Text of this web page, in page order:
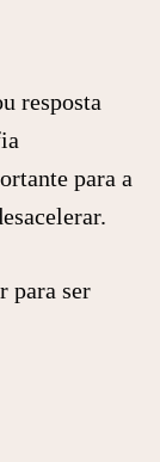
resposta
para a
para ser